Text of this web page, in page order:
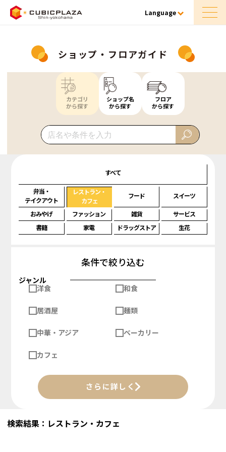
Language
ショップ・フロアガイド
カテゴリ
から探す
ショップ名
から探す
フロア
から探す
すべて
弁当・
テイクアウト
レストラン・
カフェ
フード スイーツ
おみやげ ファッション 雑貨
サービス
書籍
家電 ドラッグストア 生花
条件で絞り込む
ジャンル
洋食
和食
居酒屋 麺類
中華・アジア ベーカリー
カフェ
さらに詳しく
検索結果：レストラン・カフェ